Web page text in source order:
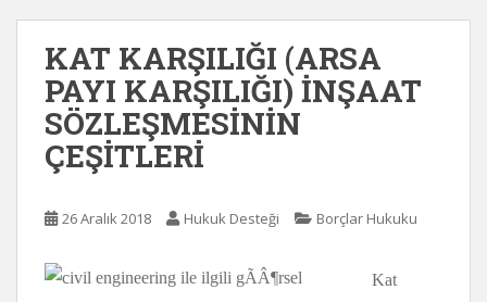
KAT KARŞILIĞI (ARSA
PAYI KARŞILIĞI) İNŞAAT
SÖZLEŞMESİNİN
ÇEŞİTLERİ
26 Aralık 2018 Hukuk Desteği Borçlar Hukuku
Kat